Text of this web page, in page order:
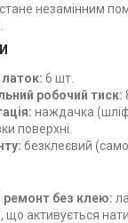
незамінним
латок: 6 шт.
робочий тиск:
наждачка
поверхні.
безклеєвий
ремонт без клею:
що активується